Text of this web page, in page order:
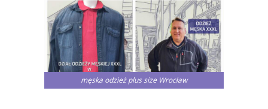
męska odzież plus size Wrocław